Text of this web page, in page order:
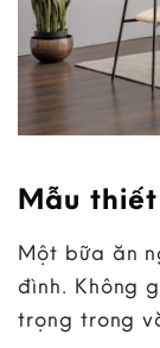
Mẫu
Một bữa ăn
đình. Không
trọng trong